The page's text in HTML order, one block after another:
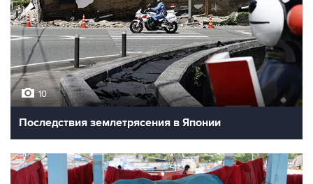
10
Последствия землетрясения в Японии